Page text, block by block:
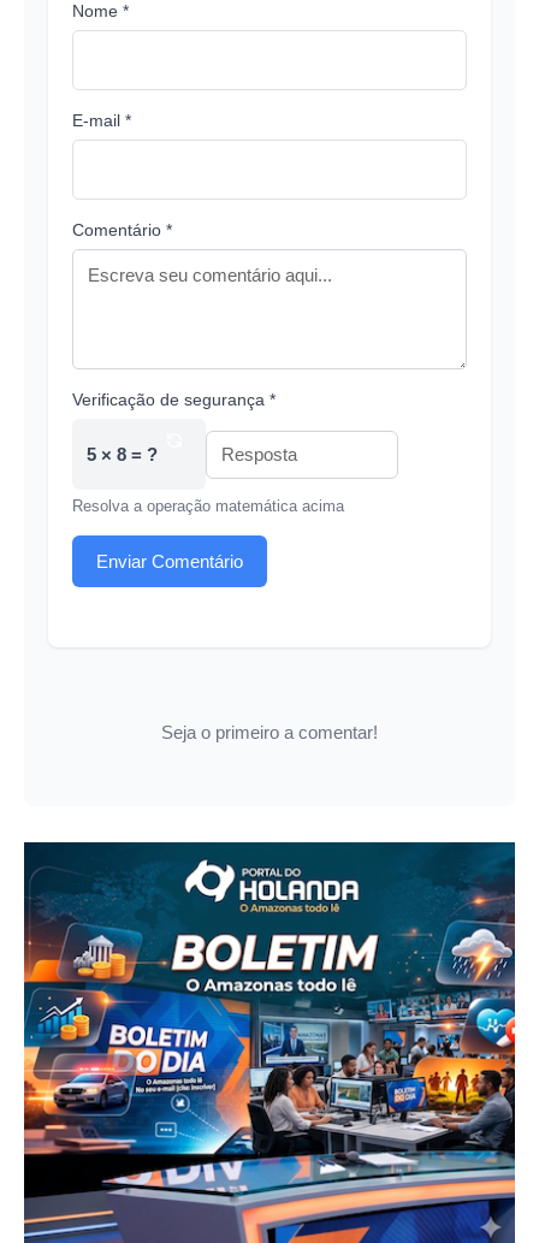
Nome *
E-mail *
Comentário *
Verificação de segurança *
5 × 8 = ?
Resolva a operação matemática acima
Enviar Comentário
Seja o primeiro a comentar!